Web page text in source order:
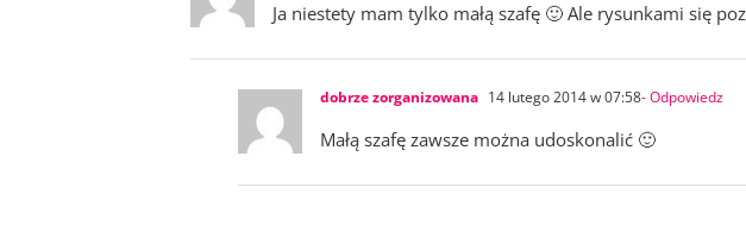
Ja niestety mam tylko małą szafę 🙂 Ale rysunkami się
dobrze zorganizowana 14 lutego 2014 w 07:58- Odpowiedz
Małą szafę zawsze można udoskonalić 🙂